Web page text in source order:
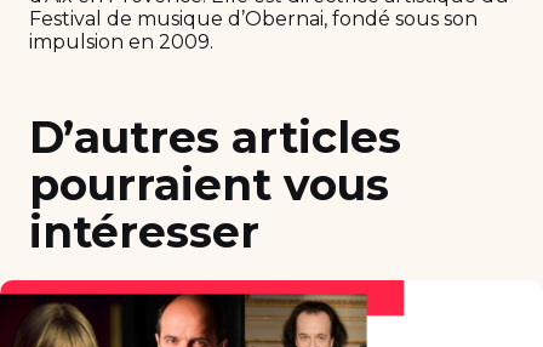
Festival de musique d’Obernai, fondé sous son
impulsion en 2009.
D’autres articles
pourraient vous
intéresser